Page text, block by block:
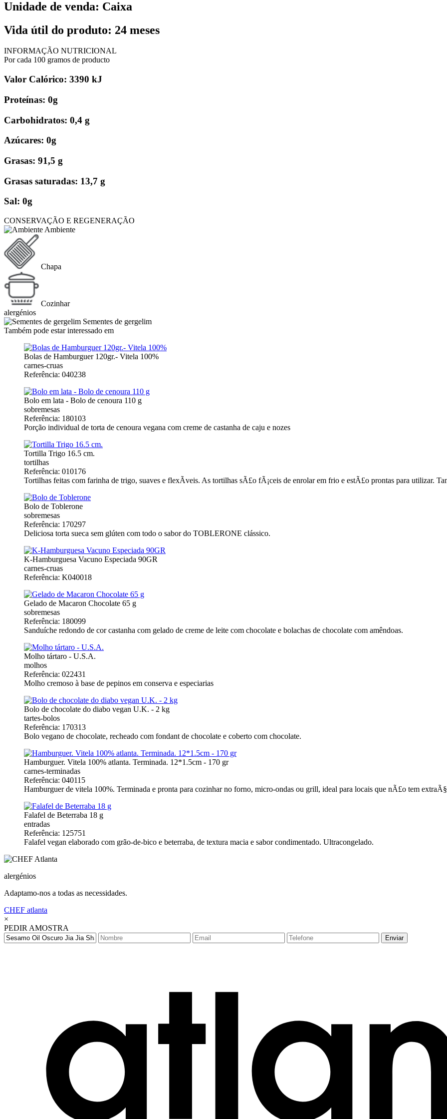
Unidade de venda: Caixa
Vida útil do produto: 24 meses
INFORMAÇÃO NUTRICIONAL
Por cada 100 gramos de producto
Valor Calórico: 3390 kJ
Proteínas: 0g
Carbohidratos: 0,4 g
Azúcares: 0g
Grasas: 91,5 g
Grasas saturadas: 13,7 g
Sal: 0g
CONSERVAÇÃO E REGENERAÇÃO
Ambiente
Chapa
Cozinhar
alergénios
Sementes de gergelim
Também pode estar interessado em
Bolas de Hamburguer 120gr.- Vitela 100%
carnes-cruas
Referência: 040238
Bolo em lata - Bolo de cenoura 110 g
sobremesas
Referência: 180103
Porção individual de torta de cenoura vegana com creme de castanha de caju e nozes
Tortilla Trigo 16.5 cm.
tortilhas
Referência: 010176
Tortilhas feitas com farinha de trigo, suaves e flexÃ­veis. As tortilhas sÃ£o fÃ¡ceis de enrolar em frio e estÃ£o prontas para utilizar.
Bolo de Toblerone
sobremesas
Referência: 170297
Deliciosa torta sueca sem glúten com todo o sabor do TOBLERONE clássico.
K-Hamburguesa Vacuno Especiada 90GR
carnes-cruas
Referência: K040018
Gelado de Macaron Chocolate 65 g
sobremesas
Referência: 180099
Sanduíche redondo de cor castanha com gelado de creme de leite com chocolate e bolachas de chocolate com amêndoas.
Molho tártaro - U.S.A.
molhos
Referência: 022431
Molho cremoso à base de pepinos em conserva e especiarias
Bolo de chocolate do diabo vegan U.K. - 2 kg
tartes-bolos
Referência: 170313
Bolo vegano de chocolate, recheado com fondant de chocolate e coberto com chocolate.
Hamburguer. Vitela 100% atlanta. Terminada. 12*1.5cm - 170 gr
carnes-terminadas
Referência: 040115
Hamburguer de vitela 100%. Terminada e pronta para cozinhar no forno, micro-ondas ou grill, ideal para locais que nÃ£o tem
Falafel de Beterraba 18 g
entradas
Referência: 125751
Falafel vegan elaborado com grão-de-bico e beterraba, de textura macia e sabor condimentado. Ultracongelado.
alergénios
Adaptamo-nos a todas as necessidades.
CHEF atlanta
×
PEDIR AMOSTRA
Enviar